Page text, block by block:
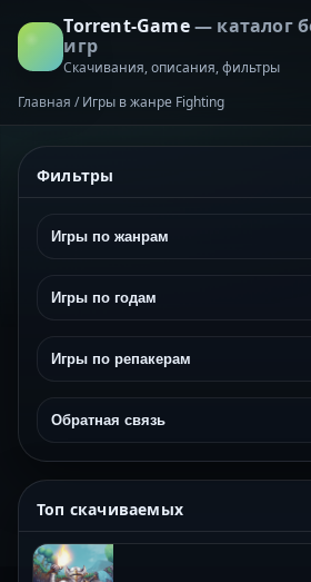
Torrent-Game— каталог
игр
Скачивания, описания, фильтры
Главная / Игры в жанре Fighting
Фильтры
Игры по жанрам
Игры по годам
Игры по репакерам
Обратная связь
Топ скачиваемых